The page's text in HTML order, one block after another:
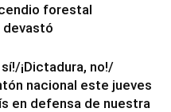
forestal
devastó
¡Dictadura, no!/
nacional este jueves
en defensa de nuestra